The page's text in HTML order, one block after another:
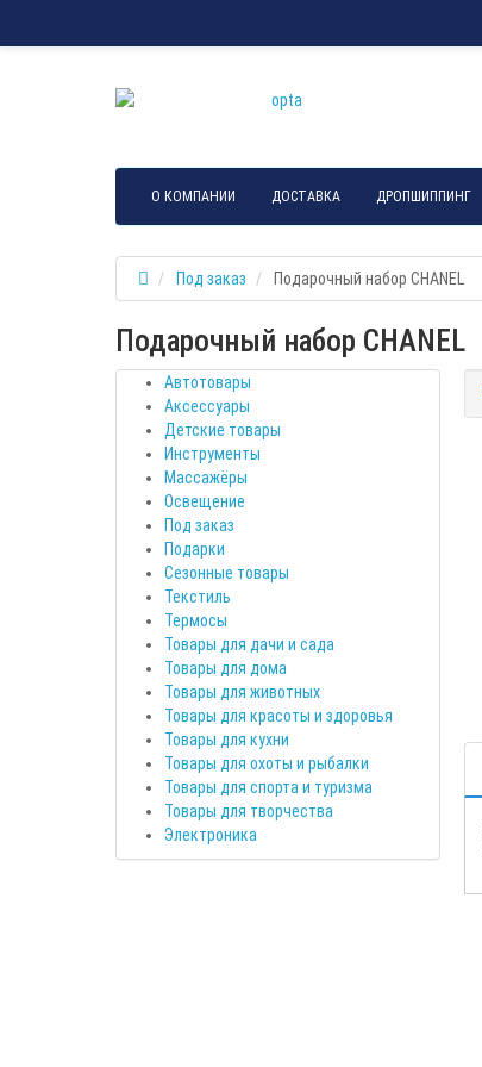
О КОМПАНИИ ДОСТАВКА ДРОПШИППИНГ
Под заказ Подарочный набор CHANEL
Подарочный набор CHANEL
Автотовары
Аксессуары
Детские товары
Инструменты
Массажёры
Освещение
Под заказ
Подарки
Сезонные товары
Текстиль
Термосы
Товары для дачи и сада
Товары для дома
Товары для животных
Товары для красоты и здоровья
Товары для кухни
Товары для охоты и рыбалки
Товары для спорта и туризма
Товары для творчества
Электроника